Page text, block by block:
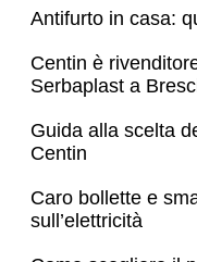
Antifurto in casa:
Centin è
Serbaplast a
Guida alla scelta
Centin
Caro bollette e
sull’elettricità